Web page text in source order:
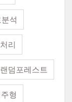
석
리
랜덤포레스트
형